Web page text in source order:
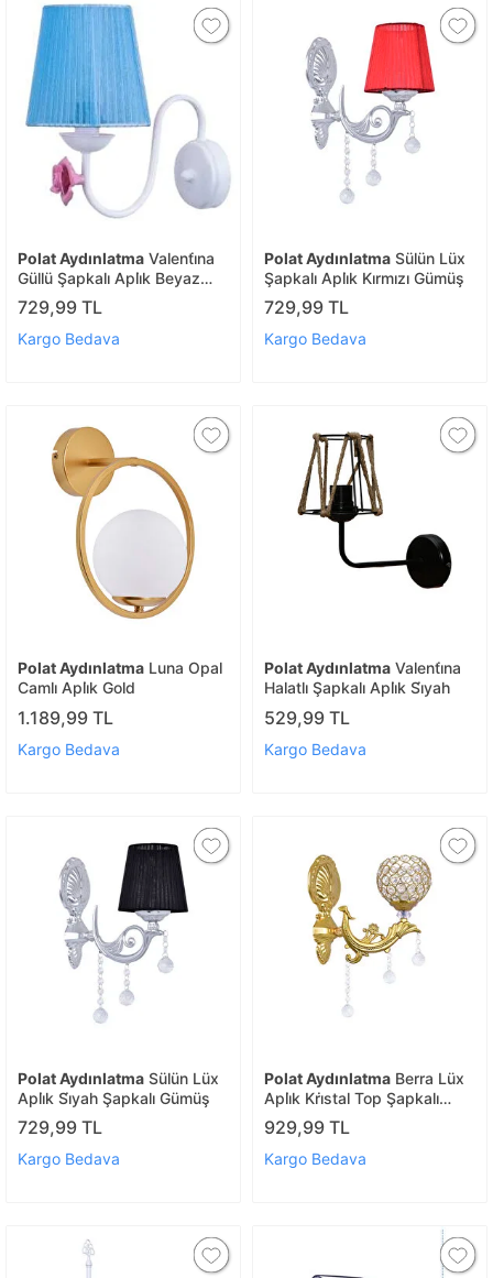
Polat Aydınlatma Valenti̇na
Güllü Şapkalı Apli̇k Beyaz
Mavi̇
729,99 TL
Kargo Bedava
Polat Aydınlatma Sülün Lüx
Şapkalı Apli̇k Kırmızı Gümüş
729,99 TL
Kargo Bedava
Polat Aydınlatma Luna Opal
Camlı Apli̇k Gold
1.189,99 TL
Kargo Bedava
Polat Aydınlatma Valenti̇na
Halatlı Şapkalı Apli̇k Si̇yah
529,99 TL
Kargo Bedava
Polat Aydınlatma Sülün Lüx
Apli̇k Si̇yah Şapkalı Gümüş
729,99 TL
Kargo Bedava
Polat Aydınlatma Berra Lüx
Apli̇k Kri̇stal Top Şapkalı
Gold
929,99 TL
Kargo Bedava